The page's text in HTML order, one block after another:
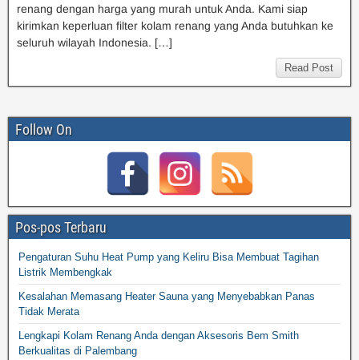
renang dengan harga yang murah untuk Anda. Kami siap
kirimkan keperluan filter kolam renang yang Anda butuhkan ke
seluruh wilayah Indonesia. […]
Read Post
Follow On
Pos-pos Terbaru
Pengaturan Suhu Heat Pump yang Keliru Bisa Membuat Tagihan
Listrik Membengkak
Kesalahan Memasang Heater Sauna yang Menyebabkan Panas
Tidak Merata
Lengkapi Kolam Renang Anda dengan Aksesoris Bem Smith
Berkualitas di Palembang